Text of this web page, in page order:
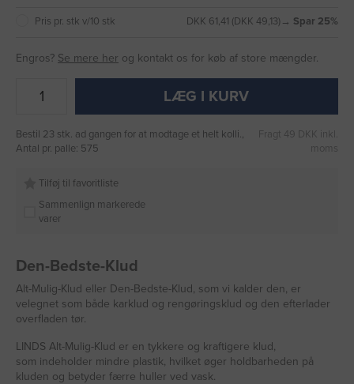
Pris pr. stk v/10 stk DKK 61,41 (DKK 49,13) → Spar 25%
Engros? Se mere her og kontakt os for køb af store mængder.
LÆG I KURV
Bestil 23 stk. ad gangen for at modtage et helt kolli.,
Antal pr. palle: 575
Fragt 49 DKK inkl.
moms
Tilføj til favoritliste
Sammenlign markerede
varer
Den-Bedste-Klud
Alt-Mulig-Klud eller Den-Bedste-Klud, som vi kalder den, er
velegnet som både karklud og rengøringsklud og den efterlader
overfladen tør.
LINDS Alt-Mulig-Klud er en tykkere og kraftigere klud,
som indeholder mindre plastik, hvilket øger holdbarheden på
kluden og betyder færre huller ved vask.